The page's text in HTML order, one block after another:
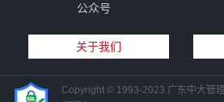
公众号
关于我们
Copyright © 1993-2023 广东中大管